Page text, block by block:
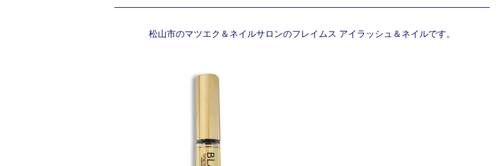
松山市のマツエク＆ネイルサロンのフレイムス アイラッシュ＆ネイルです。